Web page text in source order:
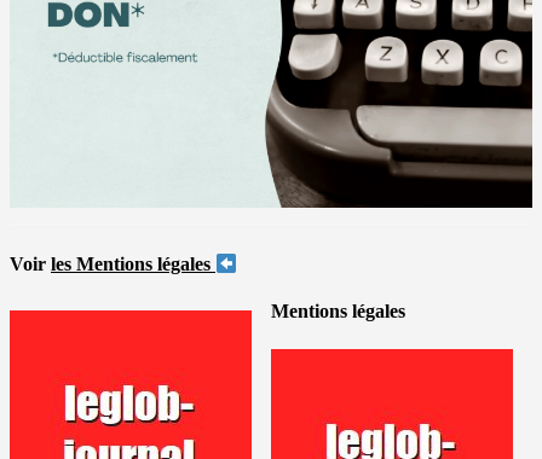
Voir les Mentions légales
Mentions légales